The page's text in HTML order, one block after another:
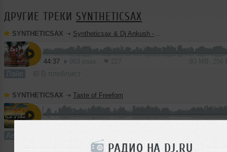
РАДИО НА DJ.RU
ДРУГИЕ ТРЕКИ SYNTHETICSAX
SYNTHETICSAX ➝ Syntheticsax & Dj Ankush - Live saxophone mix from Bastian Riviera (GOA 2026)
44:37
Лайв
SYNTHETICSAX ➝ Taste of Freefom
Авторский трек